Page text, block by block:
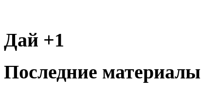
Дай +1
Последние материалы